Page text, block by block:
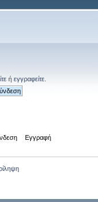
ή εγγραφείτε
Εγγραφή